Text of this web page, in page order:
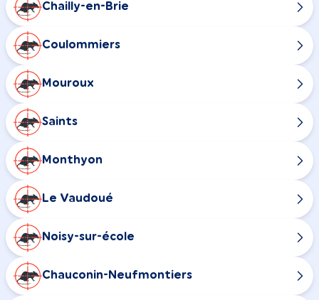
Chailly-en-Brie
Coulommiers
Mouroux
Saints
Monthyon
Le Vaudoué
Noisy-sur-école
Chauconin-Neufmontiers